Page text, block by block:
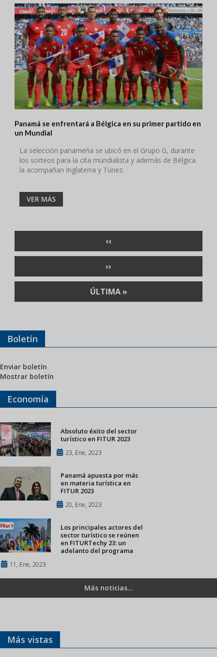
Panamá se enfrentará a Bélgica en su primer partido en
un Mundial
La selección panameña se ubicó en el Grupo G, durante
los sorteos para la cita mundialista y además de Bélgica
la acompañan Inglaterra y Túnez.
VER MÁS
PÁGINA
ANTERIOR
‹‹
SIGUIENTE
PÁGINA
››
ÚLTIMA
PÁGINA
ÚLTIMA »
Boletín
Enviar boletín
Mostrar boletín
Economía
Absoluto éxito del sector
turístico en FITUR 2023
23, Ene, 2023
Panamá apuesta por más
en materia turística en
FITUR 2023
20, Ene, 2023
Los principales actores del
sector turístico se reúnen
en FITURTechy 23: un
adelanto del programa
11, Ene, 2023
Más noticias...
Más vistas